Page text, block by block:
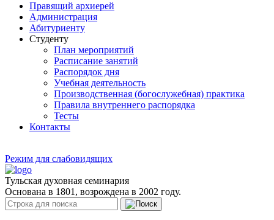
Правящий архиерей
Администрация
Абитуриенту
Студенту
План мероприятий
Расписание занятий
Распорядок дня
Учебная деятельность
Производственная (богослужебная) практика
Правила внутреннего распорядка
Тесты
Контакты
Режим для слабовидящих
Тульская духовная семинария
Основана в 1801, возрождена в 2002 году.